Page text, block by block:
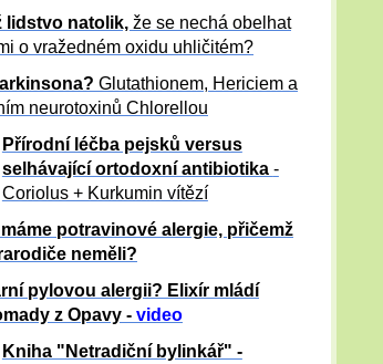
lidstvo natolik, že se nechá obelhat
o vražedném oxidu uhličitém?
Glutathionem, Hericiem a
neurotoxinů Chlorellou
Přírodní léčba pejsků versus
selhávající ortodoxní antibiotika -
Coriolus + Kurkumin vítězí
potravinové alergie, přičemž
neměli?
pylovou alergii? Elixír mládí
z Opavy - video
Kniha "Netradiční bylinkář" -